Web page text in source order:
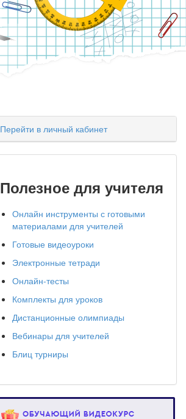
Перейти в личный кабинет
Полезное для учителя
Онлайн инструменты с готовыми
материалами для учителей
Готовые видеоуроки
Электронные тетради
Онлайн-тесты
Комплекты для уроков
Дистанционные олимпиады
Вебинары для учителей
Блиц турниры